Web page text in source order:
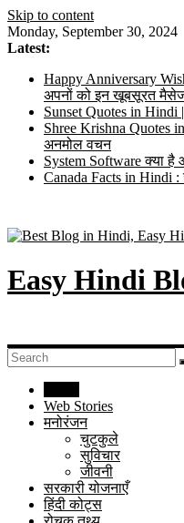
Skip to content
Monday, September 30, 2024
Latest:
Happy Anniversary
अपनों को इन खूबसूरत मैसेज
Sunset Quotes in Hindi
Shree Krishna Quotes in
अनमोल वचन
System Software क्या
Canada Facts in Hindi
Easy Hindi
Web Stories
मनोरंजन
चुटकुले
सुविचार
जीवनी
सरकारी योजनाएँ
हिंदी कोट्स